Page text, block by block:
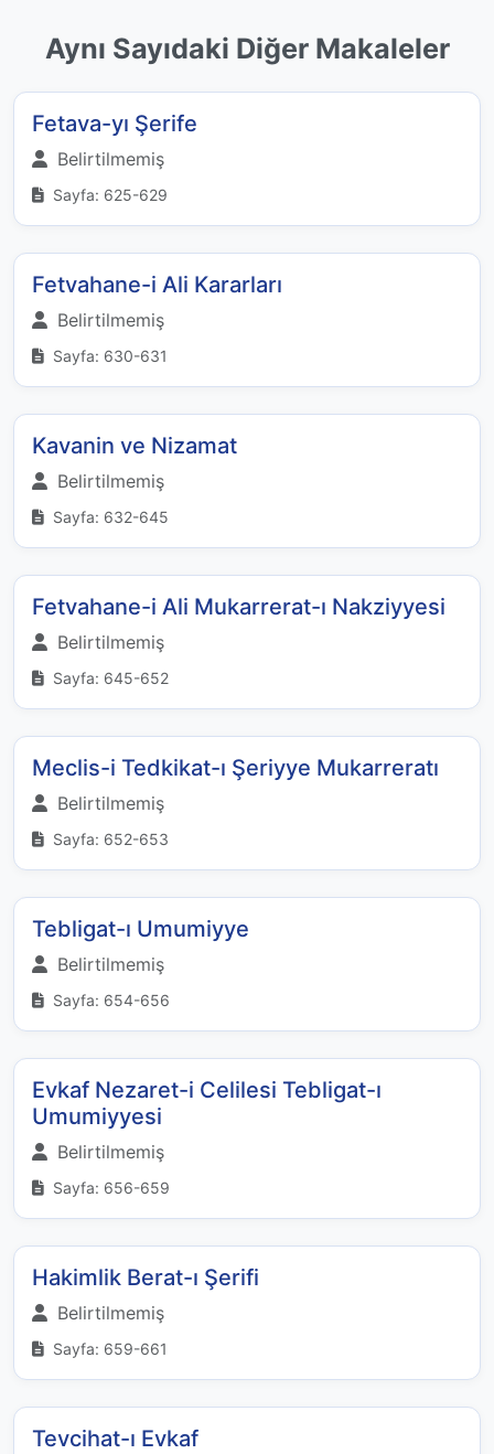
Aynı Sayıdaki Diğer Makaleler
Fetava-yı Şerife
Belirtilmemiş
Sayfa: 625-629
Fetvahane-i Ali Kararları
Belirtilmemiş
Sayfa: 630-631
Kavanin ve Nizamat
Belirtilmemiş
Sayfa: 632-645
Fetvahane-i Ali Mukarrerat-ı Nakziyyesi
Belirtilmemiş
Sayfa: 645-652
Meclis-i Tedkikat-ı Şeriyye Mukarreratı
Belirtilmemiş
Sayfa: 652-653
Tebligat-ı Umumiyye
Belirtilmemiş
Sayfa: 654-656
Evkaf Nezaret-i Celilesi Tebligat-ı
Umumiyyesi
Belirtilmemiş
Sayfa: 656-659
Hakimlik Berat-ı Şerifi
Belirtilmemiş
Sayfa: 659-661
Tevcihat-ı Evkaf